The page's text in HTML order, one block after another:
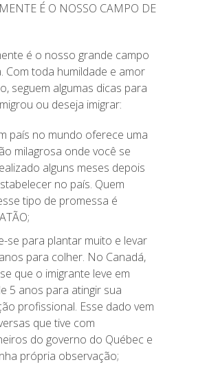
É O NOSSO CAMPO DE
é o nosso grande campo
Com toda humildade e amor
seguem algumas dicas para
ou deseja imigrar:
país no mundo oferece uma
milagrosa onde você se
alguns meses depois
no país. Quem
tipo de promessa é
se para plantar muito e levar
para colher. No Canadá,
que o imigrante leve em
5 anos para atingir sua
profissional. Esse dado vem
que tive com
do governo do Québec e
própria observação;